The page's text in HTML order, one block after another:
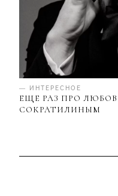
— ИНТЕРЕСНОЕ
ЕЩЕ РАЗ ПРО
СОКРАТИЛИНЫМ